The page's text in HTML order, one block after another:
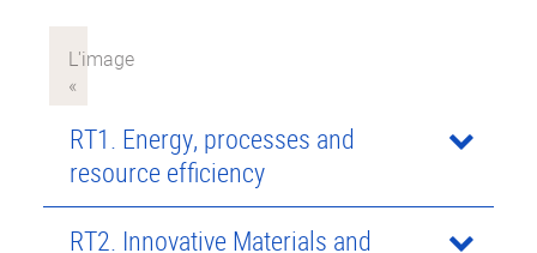
RT1. Energy, processes and
resource efficiency
RT2. Innovative Materials and